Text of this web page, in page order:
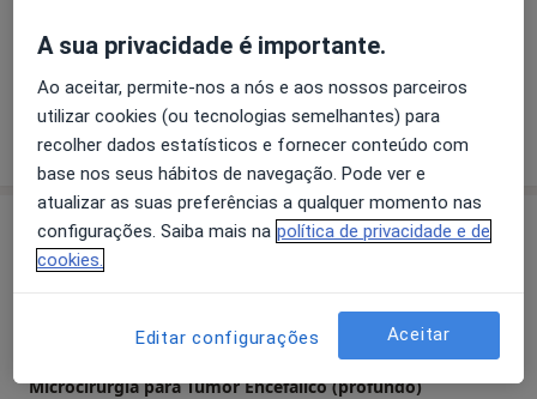
traumatismo craniano
hematoma cerebral
hidrocefalia
3) Nervos periféricos:
túnel cárpico
tumores de nervos periféricos
Estenoses Canalares
+25a11y_sr_more_diseases
Mostrar mais detalhes
sobre a experiência
Serviços e preços
Artrodese Da Coluna Com Instrumentacao Por Via
Microcirurgia para Tumor Encefálico (profundo)
A sua privacidade é importante.
Ao aceitar, permite-nos a nós e aos nossos parceiros
utilizar cookies (ou tecnologias semelhantes) para
recolher dados estatísticos e fornecer conteúdo com
base nos seus hábitos de navegação. Pode ver e
atualizar as suas preferências a qualquer momento nas
configurações. Saiba mais na política de privacidade e de
cookies.
Editar configurações Aceitar